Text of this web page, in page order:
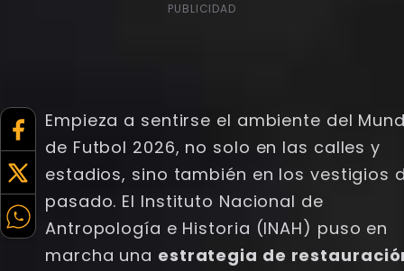
PUBLICIDAD
Empieza a sentirse el ambiente del
de Futbol 2026, no solo en las calles y
estadios, sino también en los vestigios
pasado. El Instituto Nacional de
Antropología e Historia (INAH) puso en
marcha una estrategia de